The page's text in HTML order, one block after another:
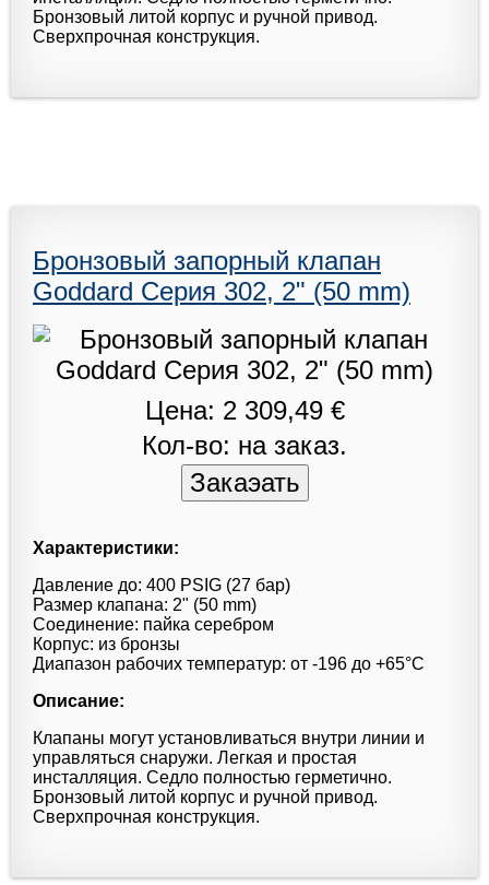
Бронзовый литой корпус и ручной привод.
Сверхпрочная конструкция.
Бронзовый запорный клапан
Goddard Серия 302, 2" (50 mm)
Цена: 2 309,49 €
Кол-во: на заказ.
Характеристики:
Давление до: 400 PSIG (27 бар)
Размер клапана: 2" (50 mm)
Соединение: пайка серебром
Корпус: из бронзы
Диапазон рабочих температур: от -196 до +65°С
Описание:
Клапаны могут установливаться внутри линии и
управляться снаружи. Легкая и простая
инсталляция. Седло полностью герметично.
Бронзовый литой корпус и ручной привод.
Сверхпрочная конструкция.